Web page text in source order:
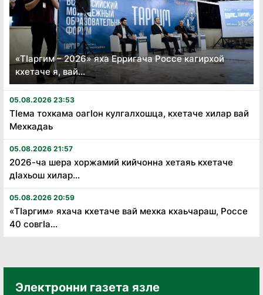
«Тӏаргим – 2026» яха Ерригача Россе кагирхой
кхетаче я, вай...
05.08.2026 23:53
Тӏема тохкама оагӏон кулгалхошца, кхетаче хилар вай
Мехкадаь
05.08.2026 21:57
2026-ча шера хоржамий кийчонна хетаяь кхетаче
дӏахьош хилар...
05.08.2026 20:59
«Тӏаргим» яхача кхетаче вай мехка кхаьчараш, Россе
40 совгӏа...
Электронни газета язле